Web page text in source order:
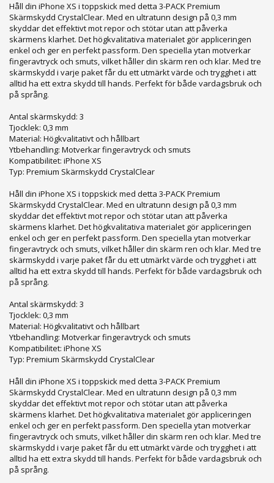
Håll din iPhone XS i toppskick med detta 3-PACK Premium
Skärmskydd CrystalClear. Med en ultratunn design på 0,3 mm
skyddar det effektivt mot repor och stötar utan att påverka
skärmens klarhet. Det högkvalitativa materialet gör appliceringen
enkel och ger en perfekt passform. Den speciella ytan motverkar
fingeravtryck och smuts, vilket håller din skärm ren och klar. Med tre
skärmskydd i varje paket får du ett utmärkt värde och trygghet i att
alltid ha ett extra skydd till hands. Perfekt för både vardagsbruk och
på språng.
Antal skärmskydd: 3
Tjocklek: 0,3 mm
Material: Högkvalitativt och hållbart
Ytbehandling: Motverkar fingeravtryck och smuts
Kompatibilitet: iPhone XS
Typ: Premium Skärmskydd CrystalClear
Håll din iPhone XS i toppskick med detta 3-PACK Premium
Skärmskydd CrystalClear. Med en ultratunn design på 0,3 mm
skyddar det effektivt mot repor och stötar utan att påverka
skärmens klarhet. Det högkvalitativa materialet gör appliceringen
enkel och ger en perfekt passform. Den speciella ytan motverkar
fingeravtryck och smuts, vilket håller din skärm ren och klar. Med tre
skärmskydd i varje paket får du ett utmärkt värde och trygghet i att
alltid ha ett extra skydd till hands. Perfekt för både vardagsbruk och
på språng.
Antal skärmskydd: 3
Tjocklek: 0,3 mm
Material: Högkvalitativt och hållbart
Ytbehandling: Motverkar fingeravtryck och smuts
Kompatibilitet: iPhone XS
Typ: Premium Skärmskydd CrystalClear
Håll din iPhone XS i toppskick med detta 3-PACK Premium
Skärmskydd CrystalClear. Med en ultratunn design på 0,3 mm
skyddar det effektivt mot repor och stötar utan att påverka
skärmens klarhet. Det högkvalitativa materialet gör appliceringen
enkel och ger en perfekt passform. Den speciella ytan motverkar
fingeravtryck och smuts, vilket håller din skärm ren och klar. Med tre
skärmskydd i varje paket får du ett utmärkt värde och trygghet i att
alltid ha ett extra skydd till hands. Perfekt för både vardagsbruk och
på språng.